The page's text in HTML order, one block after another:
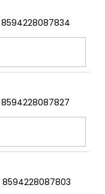
8594228087834
8594228087827
8594228087803